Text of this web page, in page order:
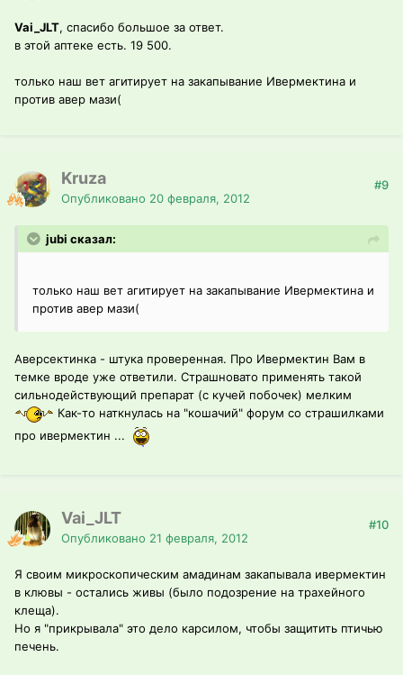
Vai_JLT, спасибо большое за ответ.
в этой аптеке есть. 19 500.
только наш вет агитирует на закапывание Ивермектина и
против авер мази(
Kruza
Опубликовано 20 февраля, 2012
#9
jubi сказал:
только наш вет агитирует на закапывание Ивермектина и
против авер мази(
Аверсектинка - штука проверенная. Про Ивермектин Вам в
темке вроде уже ответили. Страшновато применять такой
сильнодействующий препарат (с кучей побочек) мелким
Как-то наткнулась на "кошачий" форум со страшилками
про ивермектин ...
Vai_JLT
Опубликовано 21 февраля, 2012
#10
Я своим микроскопическим амадинам закапывала ивермектин
в клювы - остались живы (было подозрение на трахейного
клеща).
Но я "прикрывала" это дело карсилом, чтобы защитить птичью
печень.